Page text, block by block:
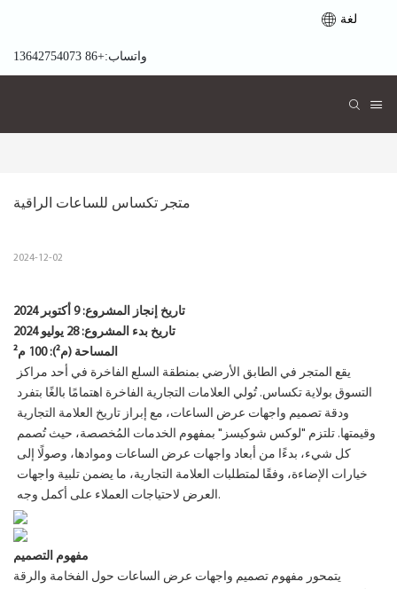
لغة
واتساب:+86 13642754073
متجر تكساس للساعات الراقية
2024-12-02
تاريخ إنجاز المشروع: 9 أكتوبر 2024
تاريخ بدء المشروع: 28 يوليو 2024
المساحة (م²): 100 م²
يقع المتجر في الطابق الأرضي بمنطقة السلع الفاخرة في أحد مراكز
التسوق بولاية تكساس. تُولي العلامات التجارية الفاخرة اهتمامًا بالغًا بتفرد
ودقة تصميم واجهات عرض الساعات، مع إبراز تاريخ العلامة التجارية
وقيمتها. تلتزم "لوكس شوكيسز" بمفهوم الخدمات المُخصصة، حيث تُصمم
كل شيء، بدءًا من أبعاد واجهات عرض الساعات وموادها، وصولًا إلى
خيارات الإضاءة، وفقًا لمتطلبات العلامة التجارية، ما يضمن تلبية واجهات
العرض لاحتياجات العملاء على أكمل وجه.
مفهوم التصميم
يتمحور مفهوم تصميم واجهات عرض الساعات حول الفخامة والرقة